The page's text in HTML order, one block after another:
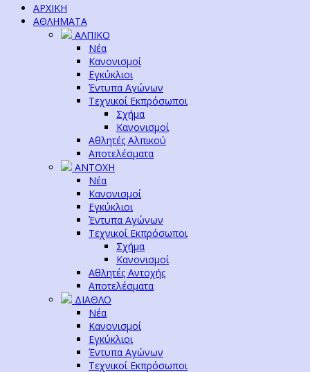
ΑΡΧΙΚΗ
ΑΘΛΗΜΑΤΑ
ΑΛΠΙΚΟ
Νέα
Κανονισμοί
Εγκύκλιοι
Έντυπα Αγώνων
Τεχνικοί Εκπρόσωποι
Σχήμα
Κανονισμοί
Αθλητές Αλπικού
Αποτελέσματα
ΑΝΤΟΧΗ
Νέα
Κανονισμοί
Εγκύκλιοι
Έντυπα Αγώνων
Τεχνικοί Εκπρόσωποι
Σχήμα
Κανονισμοί
Αθλητές Αντοχής
Αποτελέσματα
ΔΙΑΘΛΟ
Νέα
Κανονισμοί
Εγκύκλιοι
Έντυπα Αγώνων
Τεχνικοί Εκπρόσωποι